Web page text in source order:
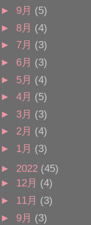
► 9月 (5)
► 8月 (4)
► 7月 (3)
► 6月 (3)
► 5月 (4)
► 4月 (5)
► 3月 (3)
► 2月 (4)
► 1月 (3)
► 2022 (45)
► 12月 (4)
► 11月 (3)
► 9月 (3)